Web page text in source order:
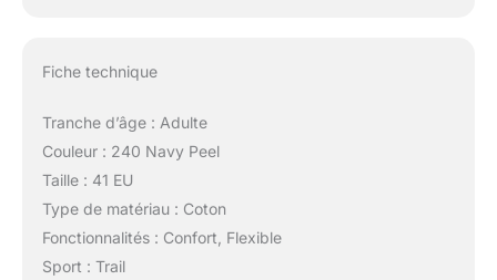
Fiche technique
Tranche d’âge : Adulte
Couleur : 240 Navy Peel
Taille : 41 EU
Type de matériau : Coton
Fonctionnalités : Confort, Flexible
Sport : Trail